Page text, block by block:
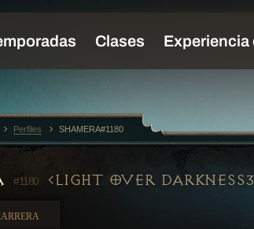
#1180 LIGHT OVER DARKNESS3
Perfiles SHAMERA#1180